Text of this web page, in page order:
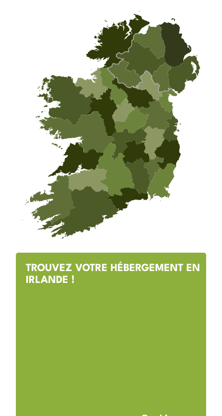
TROUVEZ VOTRE HÉBERGEMENT EN
IRLANDE !